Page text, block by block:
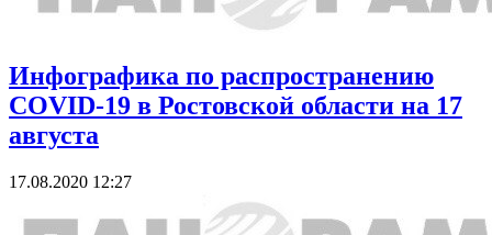
Инфографика по распространению
COVID-19 в Ростовской области на 17
августа
17.08.2020 12:27